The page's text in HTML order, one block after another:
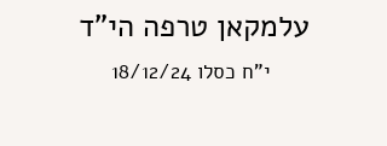
עלמקאן טרפה הי"ד